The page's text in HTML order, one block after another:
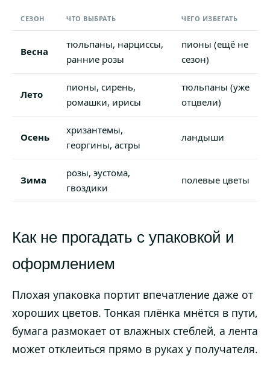
СЕЗОН ЧТО ВЫБРАТЬ ЧЕГО ИЗБЕГАТЬ
Весна
тюльпаны, нарциссы,
ранние розы
пионы (ещё не
сезон)
Лето
пионы, сирень,
ромашки, ирисы
тюльпаны (уже
отцвели)
Осень
хризантемы,
георгины, астры
ландыши
Зима
розы, эустома,
гвоздики
полевые цветы
Как не прогадать с упаковкой и
оформлением
Плохая упаковка портит впечатление даже от
хороших цветов. Тонкая плёнка мнётся в пути,
бумага размокает от влажных стеблей, а лента
может отклеиться прямо в руках у получателя.